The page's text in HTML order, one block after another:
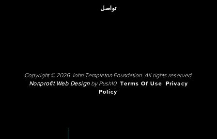
تواصل
Copyright © 2026 John Templeton Foundation. All rights reserved.
Nonprofit Web Designby Push10. Terms Of Use
Privacy
Policy